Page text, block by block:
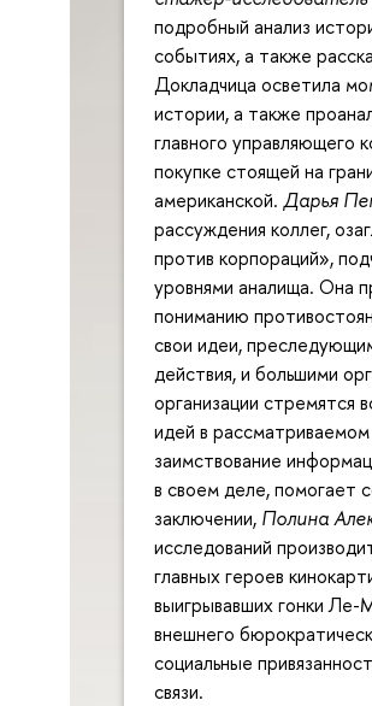
подробный анализ
событиях, а также
Докладчица осветила
истории, а также
главного управляющего
покупке стоящей на
американской. Дарья
рассуждения коллег,
против корпораций»,
уровнями аналища. Она
пониманию
свои идеи,
действия, и большими
организации стремятся
идей в рассматриваемом
заимствование
в своем деле, помогает
заключении, Полина
исследований
главных героев
выигрывавших гонки
внешнего
социальные
связи.